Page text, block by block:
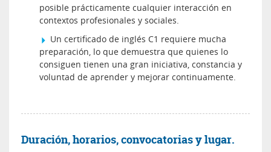
posible prácticamente cualquier interacción en
contextos profesionales y sociales.
Un certificado de inglés C1 requiere mucha
preparación, lo que demuestra que quienes lo
consiguen tienen una gran iniciativa, constancia y
voluntad de aprender y mejorar continuamente.
Duración, horarios, convocatorias y lugar.